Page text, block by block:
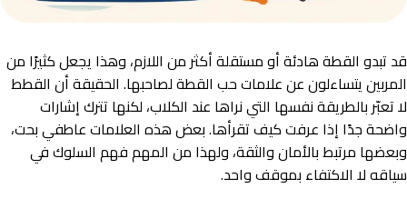
قد تبدو القطة هادئة أو مستقلة أكثر من اللازم، وهذا يجعل كثيرًا من
المربين يتساءلون عن علامات حب القطة لصاحبها. الحقيقة أن القطط
لا تعبّر بالطريقة نفسها التي نراها عند الكلاب، لكنها تترك إشارات
واضحة جدًا إذا عرفت كيف تقرأها. بعض هذه العلامات عاطفي بحت،
وبعضها مرتبط بالأمان والثقة، ولهذا من المهم فهم السلوك في
سياقه لا الاكتفاء بموقف واحد.